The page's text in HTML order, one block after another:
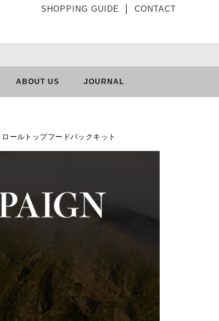
SHOPPING GUIDE CONTACT
ABOUT US JOURNAL
ールトップフードバックキット